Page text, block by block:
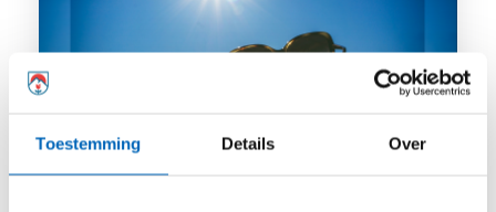
Toestemming Details Over
Hoe kom je een hittegolf door als je astma